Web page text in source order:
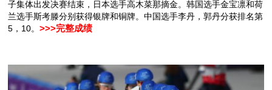
子集体出发决赛结束，日本选手高木菜那摘金。韩国选手金宝凛和荷
兰选手斯考滕分别获得银牌和铜牌。中国选手李丹，郭丹分获排名第
5，10。>>>完整成绩